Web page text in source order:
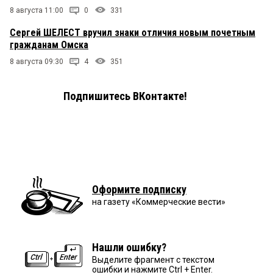
8 августа 11:00 0 331
Сергей ШЕЛЕСТ вручил знаки отличия новым почетным
гражданам Омска
8 августа 09:30 4 351
Подпишитесь ВКонтакте!
Оформите подписку
на газету «Коммерческие вести»
Нашли ошибку?
Выделите фрагмент с текстом
ошибки и нажмите Ctrl + Enter.